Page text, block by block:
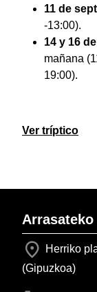
11 de
-13:00).
14 y 16
mañana
19:00).
Ver tríptico
Arrasateko
Herriko
(Gipuzkoa)